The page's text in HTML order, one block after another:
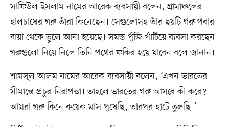
সাফিউল ইসলাম নামের আরেক ব্যবসায়ী বলেন, গ্রামাঞ্চলের
হালচাষের গরু তাঁরা কিনেছেন। সেগুলোসহ তাঁর ছয়টি গরু পবার
বায়া থেকে তুলে আনা হয়েছে। সমস্ত পুঁজি খাঁটিয়ে ব্যবসা করছেন।
গরুগুলো নিয়ে নিলে তিনি পথের ফকির হয়ে যাবেন বলে জানান।
শামসুল আলম নামের আরেক ব্যবসায়ী বলেন, ‘এখন ভারতের
সীমান্তে প্রচুর নিরাপত্তা। তাহলে ভারতের গরু আসবে কী করে?
আমরা গরু কিনে কয়েক মাস পুষেছি, তারপর হাটে তুলছি।’